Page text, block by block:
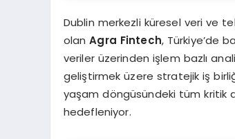
Dublin merkezli küresel veri ve
olanAgra Fintech, Türkiye’de
veriler üzerinden işlem bazlı
geliştirmek üzere stratejik iş
yaşam döngüsündeki tüm kritik
hedefleniyor.